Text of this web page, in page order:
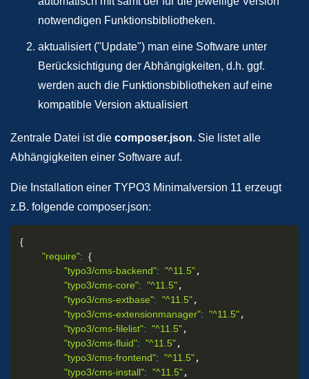
notwendigen Funktionsbibliotheken.
aktualisiert ("Update") man eine Software unter
Berücksichtigung der Abhängigkeiten, d.h. ggf.
werden auch die Funktionsbibliotheken auf eine
kompatible Version aktualisiert
Zentrale Datei ist die composer.json. Sie listet alle
Abhängigkeiten einer Software auf.
Die Installation einer TYPO3 Minimalversion 11 erzeugt
z.B. folgende composer.json:
{
"require": {
"typo3/cms-backend": "^11.5",
"typo3/cms-core": "^11.5",
"typo3/cms-extbase": "^11.5",
"typo3/cms-extensionmanager": "^11.5",
"typo3/cms-filelist": "^11.5",
"typo3/cms-fluid": "^11.5",
"typo3/cms-frontend": "^11.5",
"typo3/cms-install": "^11.5",